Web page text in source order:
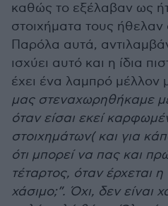
καθώς το εξέλαβαν ως
στοιχήματα τους
Παρόλα αυτά,
ισχύει αυτό και η ίδια
έχει ένα λαμπρό μέλλον
μας στεναχωρηθήκαμε
όταν είσαι εκεί
στοιχημάτων( και για
ότι μπορεί να πας και
τέταρτος, όταν έρχεται
χάσιμο;”. Όχι, δεν είναι